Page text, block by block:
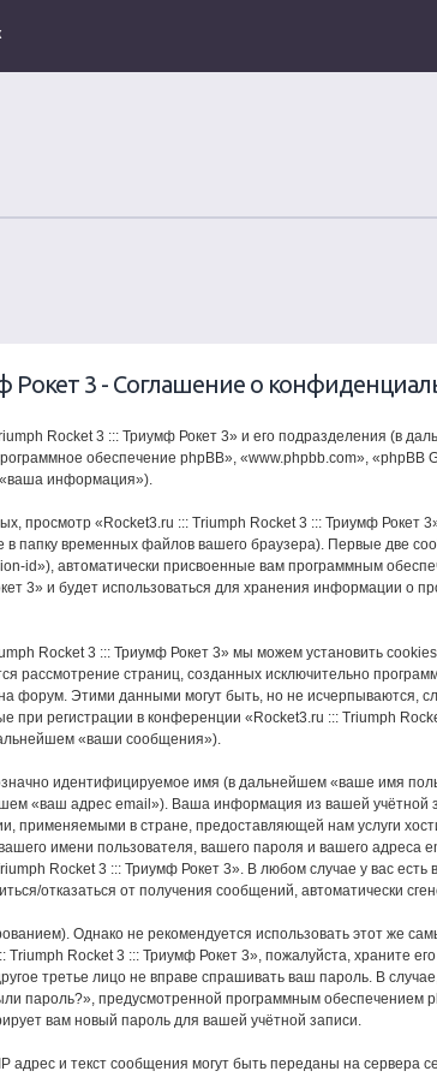
Рокет 3 - Соглашение о
Rocket 3 ::: Триумф Рокет 3» и его подразделения (в
обеспечение phpBB», «www.phpbb.com»,
«ваша информация»).
просмотр «Rocket3.ru ::: Triumph Rocket 3 ::: Триумф Рокет
папку временных файлов вашего браузера). Первые две
id»), автоматически присвоенные вам программным
3» и будет использоваться для хранения информации о
Rocket 3 ::: Триумф Рокет 3» мы можем установить
рассмотрение страниц, созданных исключительно
форум. Этими данными могут быть, но не исчерпываются,
регистрации в конференции «Rocket3.ru ::: Triumph
«ваши сообщения»).
идентифицируемое имя (в дальнейшем «ваше имя
«ваш адрес email»). Ваша информация из вашей учётной
применяемыми в стране, предоставляющей нам услуги
имени пользователя, вашего пароля и вашего адреса
Rocket 3 ::: Триумф Рокет 3». В любом случае у вас
отказаться от получения сообщений, автоматически
Однако не рекомендуется использовать этот же
Rocket 3 ::: Триумф Рокет 3», пожалуйста, храните
третье лицо не вправе спрашивать ваш пароль. В
пароль?», предусмотренной программным
вам новый пароль для вашей учётной записи.
и текст сообщения могут быть переданы на сервера